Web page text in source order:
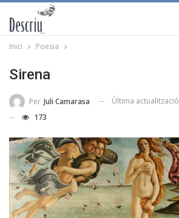
Inici Poesia
Sirena
Per Juli Camarasa Última actualització
173